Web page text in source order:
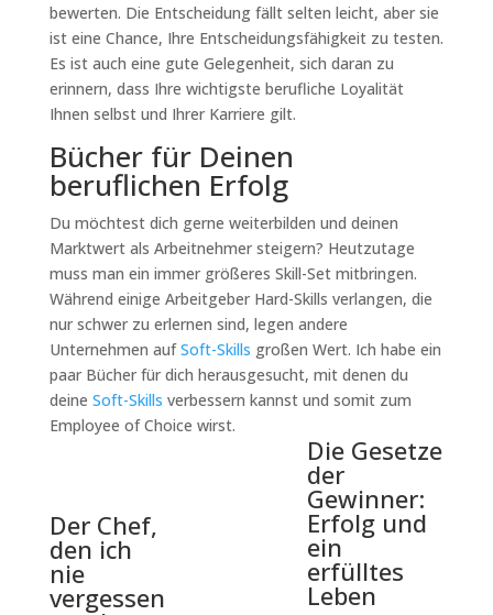
bewerten. Die Entscheidung fällt selten leicht, aber sie
ist eine Chance, Ihre Entscheidungsfähigkeit zu testen.
Es ist auch eine gute Gelegenheit, sich daran zu
erinnern, dass Ihre wichtigste berufliche Loyalität
Ihnen selbst und Ihrer Karriere gilt.
Bücher für Deinen
beruflichen Erfolg
Du möchtest dich gerne weiterbilden und deinen
Marktwert als Arbeitnehmer steigern? Heutzutage
muss man ein immer größeres Skill-Set mitbringen.
Während einige Arbeitgeber Hard-Skills verlangen, die
nur schwer zu erlernen sind, legen andere
Unternehmen aufSoft-Skills großen Wert. Ich habe ein
paar Bücher für dich herausgesucht, mit denen du
deine Soft-Skills verbessern kannst und somit zum
Employee of Choice wirst.
Der Chef,
den ich
nie
vergessen
Die Gesetze
der
Gewinner:
Erfolg und
ein
erfülltes
Leben